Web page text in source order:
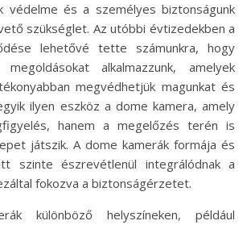
védelme és a személyes biztonságunk
szükséglet. Az utóbbi évtizedekben a
lehetővé tette számunkra, hogy
alkalmazzunk, amelyek
megvédhetjük magunkat és
ilyen eszköz a dome kamera, amely
hanem a megelőzés terén is
játszik. A dome kamerák formája és
szinte észrevétlenül integrálódnak a
fokozva a biztonságérzetet.
különböző helyszíneken, például